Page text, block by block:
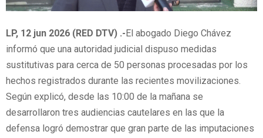
LP, 12 jun 2026 (RED DTV) .- El abogado Diego Chávez
informó que una autoridad judicial dispuso medidas
sustitutivas para cerca de 50 personas procesadas por los
hechos registrados durante las recientes movilizaciones.
Según explicó, desde las 10:00 de la mañana se
desarrollaron tres audiencias cautelares en las que la
defensa logró demostrar que gran parte de las imputaciones